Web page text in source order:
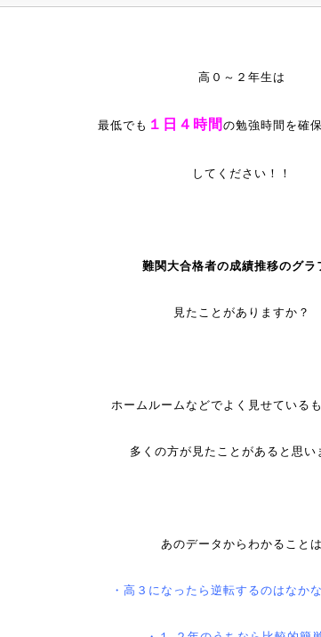
高０～２年生は
最低でも １日４時間 の勉強時間を確
してください！！
難関大合格者の成績推移のグラ
見たことがありますか？
ホームルームなどでよく見せている
多くの方が見たことがあると思い
あのデータからわかることは
・高３になったら逆転するのはなか